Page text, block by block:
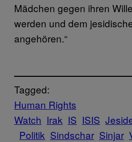
Mädchen gegen ihren
werden und dem
angehören.“
Tagged:
Human Rights
Watch Irak IS ISIS
Politik Sindschar Sinjar